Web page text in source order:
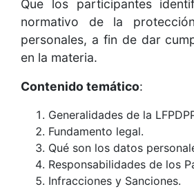
Que los participantes
normativo de la
personales, a fin de dar
en la materia.
Contenido temático:
Generalidades de la
Fundamento legal.
Qué son los datos
Responsabilidades de los
Infracciones y Sanciones.